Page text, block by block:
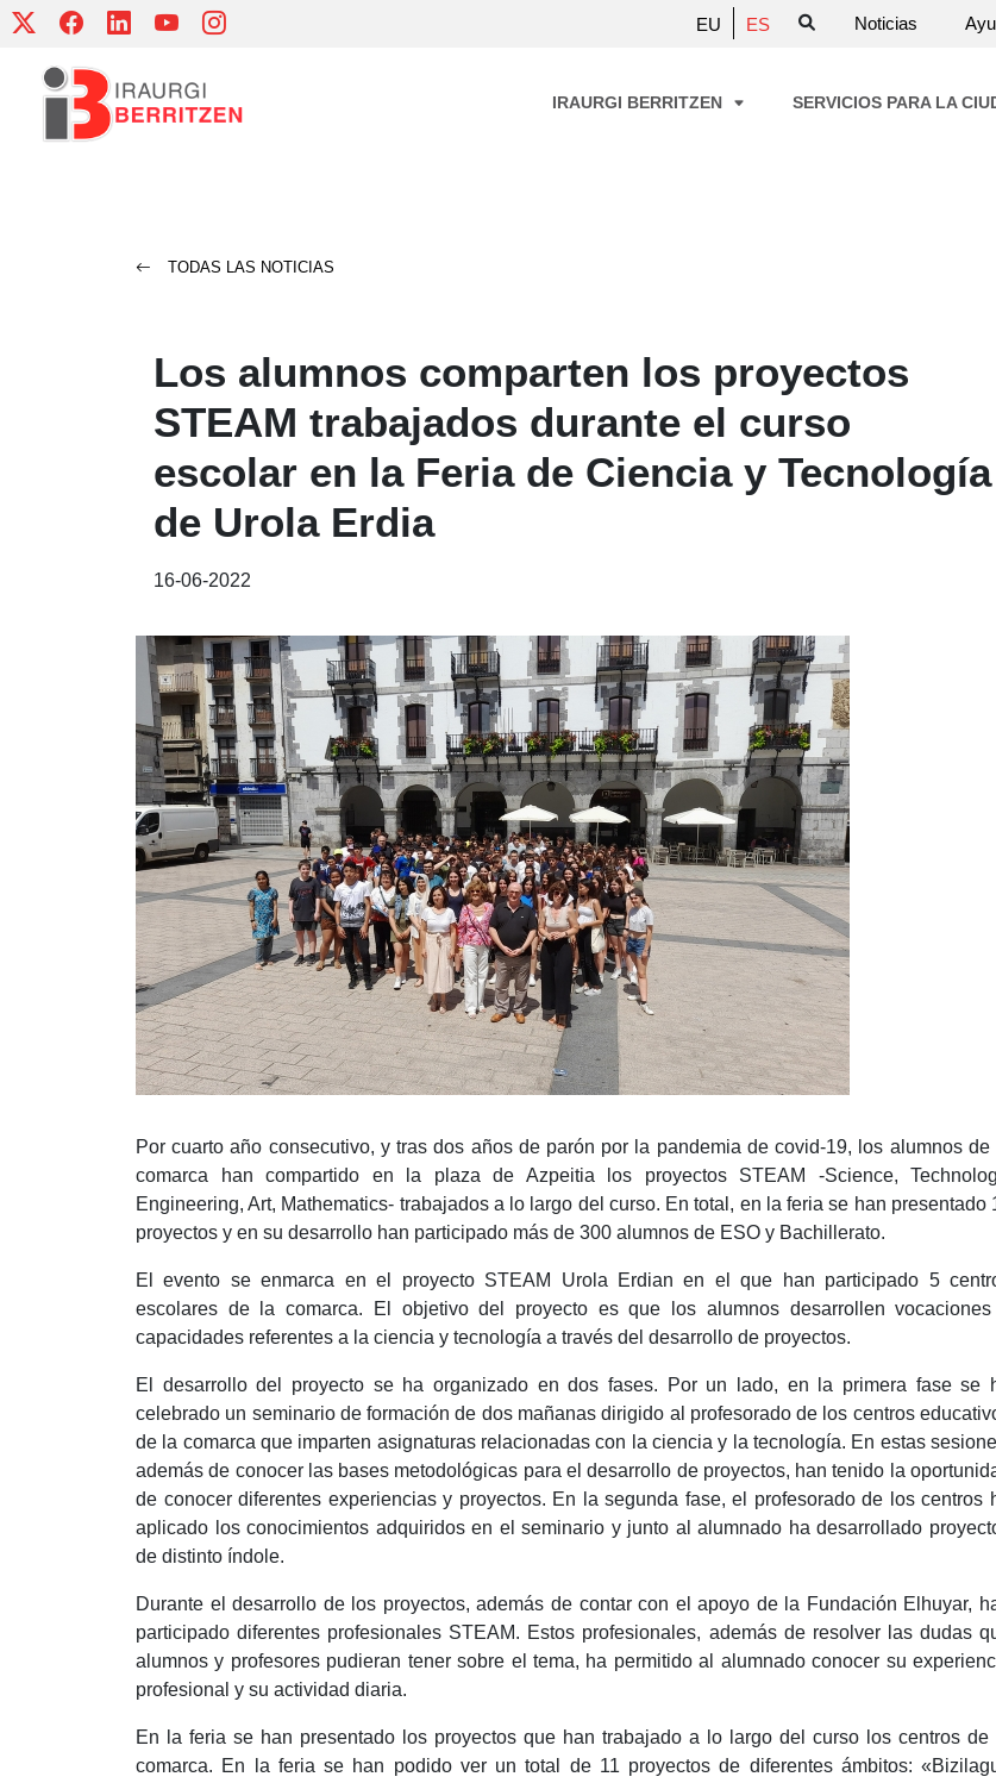
Skip
content
EU ES Noticias
IRAURGI BERRITZEN SERVICIOS PARA LA
TODAS LAS NOTICIAS
Los alumnos comparten los proyectos
STEAM trabajados durante el curso
escolar en la Feria de Ciencia y Tecnología
de Urola Erdia
16-06-2022
Por cuarto año consecutivo, y tras dos años de parón por la pandemia de covid-19, los alumnos de
comarca han compartido en la plaza de Azpeitia los proyectos STEAM -Science,
Engineering, Art, Mathematics- trabajados a lo largo del curso. En total, en la feria se han presentado
proyectos y en su desarrollo han participado más de 300 alumnos de ESO y Bachillerato.
El evento se enmarca en el proyecto STEAM Urola Erdian en el que han participado 5
escolares de la comarca. El objetivo del proyecto es que los alumnos desarrollen
capacidades referentes a la ciencia y tecnología a través del desarrollo de proyectos.
El desarrollo del proyecto se ha organizado en dos fases. Por un lado, en la primera fase se
celebrado un seminario de formación de dos mañanas dirigido al profesorado de los centros
de la comarca que imparten asignaturas relacionadas con la ciencia y la tecnología. En estas
además de conocer las bases metodológicas para el desarrollo de proyectos, han tenido la
de conocer diferentes experiencias y proyectos. En la segunda fase, el profesorado de los centros
aplicado los conocimientos adquiridos en el seminario y junto al alumnado ha desarrollado
de distinto índole.
Durante el desarrollo de los proyectos, además de contar con el apoyo de la Fundación Elhuyar,
participado diferentes profesionales STEAM. Estos profesionales, además de resolver las dudas
alumnos y profesores pudieran tener sobre el tema, ha permitido al alumnado conocer su
profesional y su actividad diaria.
En la feria se han presentado los proyectos que han trabajado a lo largo del curso los centros de
comarca. En la feria se han podido ver un total de 11 proyectos de diferentes ámbitos: